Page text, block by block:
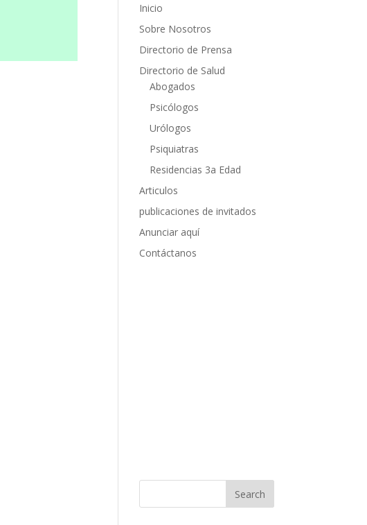
Inicio
Sobre Nosotros
Directorio de Prensa
Directorio de Salud
Abogados
Psicólogos
Urólogos
Psiquiatras
Residencias 3a Edad
Articulos
publicaciones de invitados
Anunciar aquí
Contáctanos